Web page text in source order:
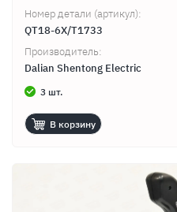
Номер детали (артикул):
QT18-6X/T1733
Производитель:
Dalian Shentong Electric
3 шт.
В корзину